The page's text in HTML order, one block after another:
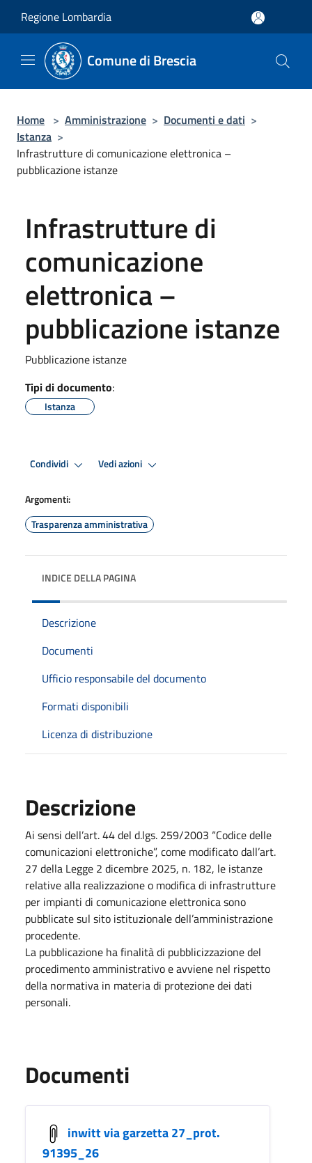
Regione Lombardia
Comune di Brescia
Home > Amministrazione > Documenti e dati >
Istanza >
Infrastrutture di comunicazione elettronica –
pubblicazione istanze
Infrastrutture di
comunicazione
elettronica –
pubblicazione istanze
Pubblicazione istanze
Tipi di documento:
Istanza
Condividi Vedi azioni
Argomenti:
Trasparenza amministrativa
INDICE DELLA PAGINA
Descrizione
Documenti
Ufficio responsabile del documento
Formati disponibili
Licenza di distribuzione
Descrizione
Ai sensi dell’art. 44 del d.lgs. 259/2003 “Codice delle
comunicazioni elettroniche”, come modificato dall’art.
27 della Legge 2 dicembre 2025, n. 182, le istanze
relative alla realizzazione o modifica di infrastrutture
per impianti di comunicazione elettronica sono
pubblicate sul sito istituzionale dell’amministrazione
procedente.
La pubblicazione ha finalità di pubblicizzazione del
procedimento amministrativo e avviene nel rispetto
della normativa in materia di protezione dei dati
personali.
Documenti
inwitt via garzetta 27_prot.
91395_26